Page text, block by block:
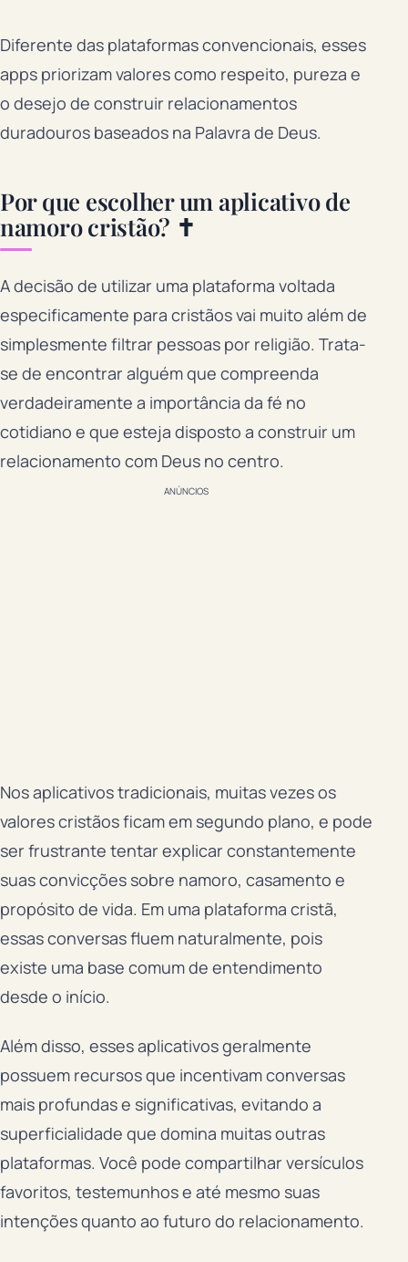
Diferente das plataformas convencionais, esses
apps priorizam valores como respeito, pureza e
o desejo de construir relacionamentos
duradouros baseados na Palavra de Deus.
Por que escolher um aplicativo de
namoro cristão? ✝️
A decisão de utilizar uma plataforma voltada
especificamente para cristãos vai muito além de
simplesmente filtrar pessoas por religião. Trata-
se de encontrar alguém que compreenda
verdadeiramente a importância da fé no
cotidiano e que esteja disposto a construir um
relacionamento com Deus no centro.
ANÚNCIOS
Nos aplicativos tradicionais, muitas vezes os
valores cristãos ficam em segundo plano, e pode
ser frustrante tentar explicar constantemente
suas convicções sobre namoro, casamento e
propósito de vida. Em uma plataforma cristã,
essas conversas fluem naturalmente, pois
existe uma base comum de entendimento
desde o início.
Além disso, esses aplicativos geralmente
possuem recursos que incentivam conversas
mais profundas e significativas, evitando a
superficialidade que domina muitas outras
plataformas. Você pode compartilhar versículos
favoritos, testemunhos e até mesmo suas
intenções quanto ao futuro do relacionamento.